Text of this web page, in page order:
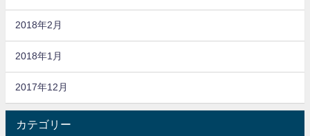
2018年2月
2018年1月
2017年12月
カテゴリー